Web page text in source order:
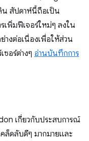
น สัปดาห์นี้ถือเป็น
เพิ่มฟีเจอร์ใหม่ๆ ลงใน
างต่อเนื่องเพื่อให้ส่วน
ซอร์ต่างๆ อ่านบันทึกการ
เกี่ยวกับประสบการณ์
คล็ดลับดีๆ มากมายและ